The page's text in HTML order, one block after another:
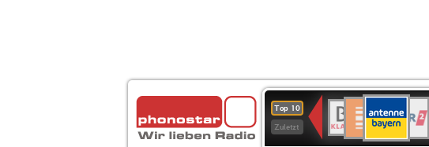
Top 10
Zuletzt
Deutschlandfunk
80er
90er
OLDIE
SWR3
WDR
4
BR-
KLASSIK
Deutschlandfunk
KulturBAYERN
2
SWR
Kultur
NDR
2